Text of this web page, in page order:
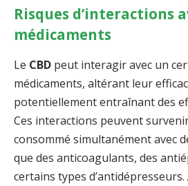
Risques d’interactions
médicaments
Le CBD peut interagir avec un
médicaments, altérant leur
potentiellement entraînant des
Ces interactions peuvent
consommé simultanément avec
que des anticoagulants, des
certains types